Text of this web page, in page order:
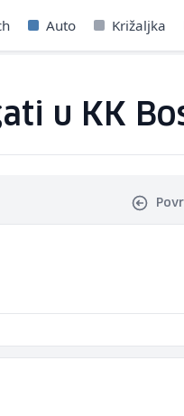
Auto Križaljka
u KK